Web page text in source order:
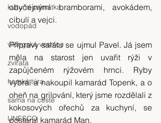
kulturní památka
vodopád
vikingská vesnice
zvířata
horská túra
sama na cestě
UNESCO
obyčejnými bramborami, avokádem,
cibulí a vejci.
Přípravy salátu se ujmul Pavel. Já jsem
měla na starost jen uvařit rýži v
zapůjčeném rýžovém hrnci. Ryby
vybral a nakoupil kamarád Topenk, a o
oheň na grilování, který jsme rozdělali z
kokosových ořechů za kuchyní, se
postaral kamarád Man.